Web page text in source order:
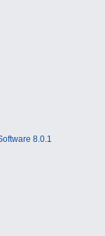
8.0.1